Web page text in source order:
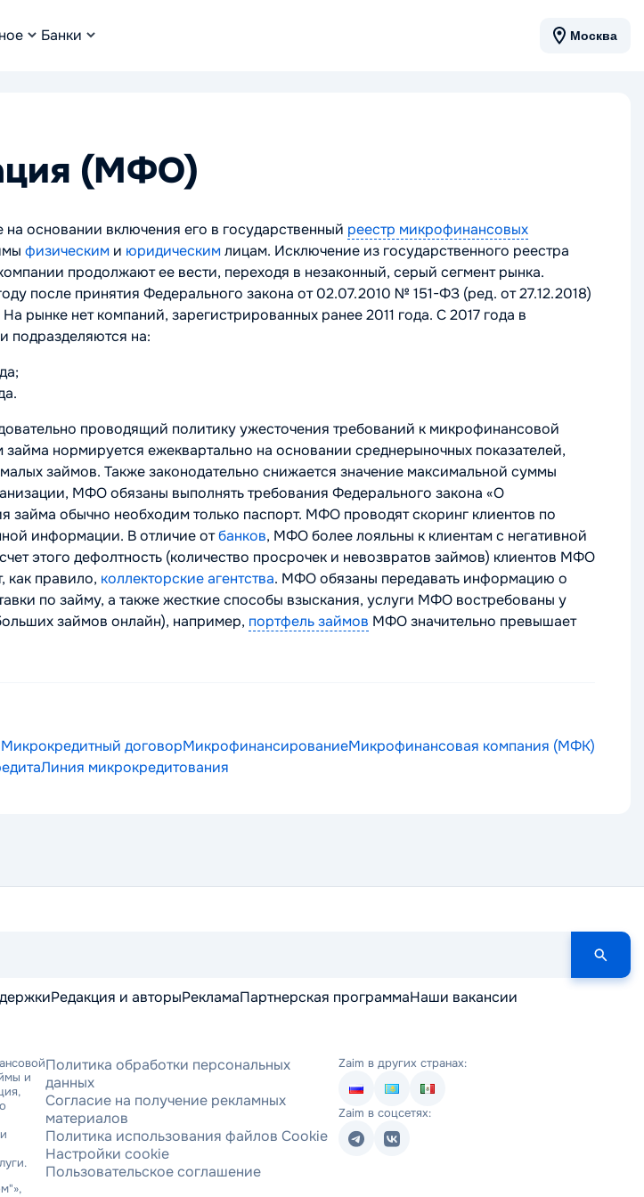
Банки Москва
(МФО)
на основании включения его в государственный реестр микрофинансовых
физическим и юридическимлицам. Исключение из государственного реестра
продолжают ее вести, переходя в незаконный, серый сегмент рынка.
после принятия Федерального закона от 02.07.2010 № 151-ФЗ (ред. от 27.12.2018)
нет компаний, зарегистрированных ранее 2011 года. С 2017 года в
подразделяются на:
проводящий политику ужесточения требований к микрофинансовой
нормируется ежеквартально на основании среднерыночных показателей,
займов. Также законодательно снижается значение максимальной суммы
МФО обязаны выполнять требования Федерального закона «О
займа обычно необходим только паспорт. МФО проводят скоринг клиентов по
информации. В отличие отбанков, МФО более лояльны к клиентам с негативной
этого дефолтность (количество просрочек и невозвратов займов) клиентов МФО
как правило, коллекторские агентства. МФО обязаны передавать информацию о
по займу, а также жесткие способы взыскания, услуги МФО востребованы у
займов онлайн), например, портфель займов МФО значительно превышает
Микрокредитный договорМикрофинансированиеМикрофинансовая компания (МФК)
Линия микрокредитования
Редакция и авторыРекламаПартнерская программаНаши вакансии
и
Политика обработки персональных
данных
Согласие на получение рекламных
материалов
Политика использования файлов Cookie
Настройки cookie
Пользовательское соглашение
Zaim в других странах:
Zaim в соцсетях: